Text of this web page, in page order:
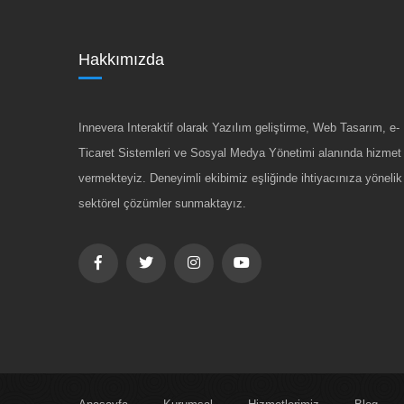
Hakkımızda
Innevera Interaktif olarak Yazılım geliştirme, Web Tasarım, e-
Ticaret Sistemleri ve Sosyal Medya Yönetimi alanında hizmet
vermekteyiz. Deneyimli ekibimiz eşliğinde ihtiyacınıza yönelik
sektörel çözümler sunmaktayız.